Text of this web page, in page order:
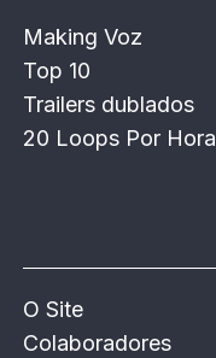
Making Voz
Top 10
Trailers dublados
20 Loops Por Hora
O Site
Colaboradores